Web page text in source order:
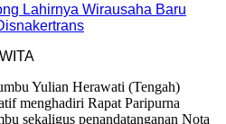
Lahirnya Wirausaha Baru